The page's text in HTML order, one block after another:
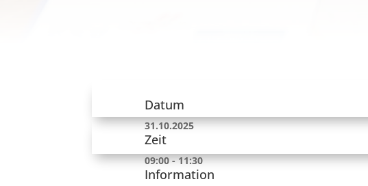
Datum
31.10.2025
Zeit
09:00 - 11:30
Information